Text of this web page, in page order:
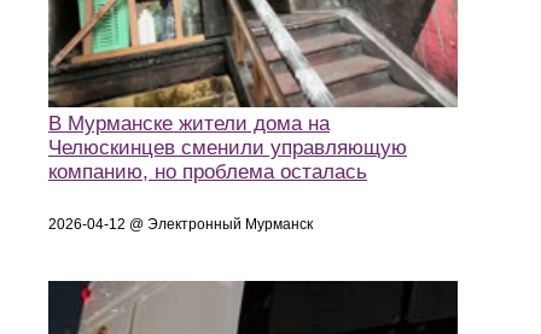
В Мурманске жители дома на
Челюскинцев сменили управляющую
компанию, но проблема осталась
2026-04-12 @ Электронный Мурманск